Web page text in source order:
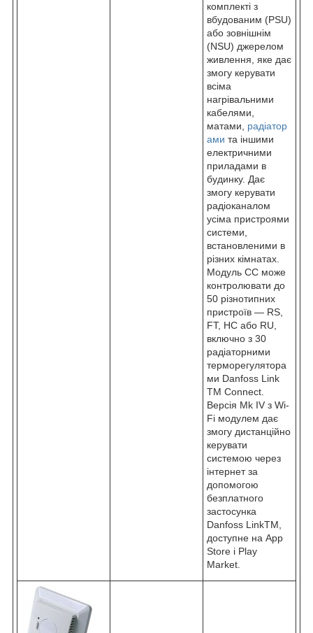
комплекті з
вбудованим (PSU)
або зовнішнім
(NSU) джерелом
живлення, яке дає
змогу керувати
всіма
нагрівальними
кабелями,
матами, радіатор
ами та іншими
електричними
приладами в
будинку. Дає
змогу керувати
радіоканалом
усіма пристроями
системи,
встановленими в
різних кімнатах.
Модуль CC може
контролювати до
50 різнотипних
пристроїв — RS,
FT, HC або RU,
включно з 30
радіаторними
терморегулятора
ми Danfoss Link
TM Connect.
Версія Mk IV з Wi-
Fi модулем дає
змогу дистанційно
керувати
системою через
інтернет за
допомогою
безплатного
застосунка
Danfoss LinkTM,
доступне на App
Store і Play
Market.